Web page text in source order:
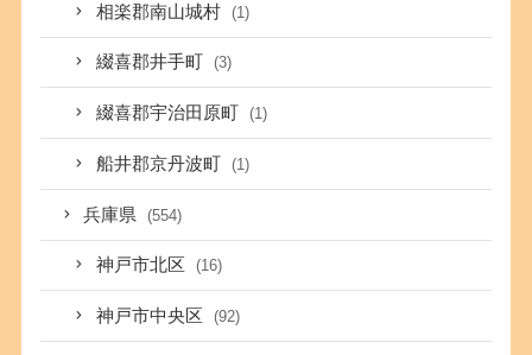
相楽郡南山城村 (1)
綴喜郡井手町 (3)
綴喜郡宇治田原町 (1)
船井郡京丹波町 (1)
兵庫県 (554)
神戸市北区 (16)
神戸市中央区 (92)